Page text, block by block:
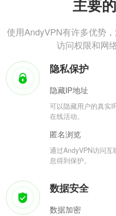
主要
使用AndyVPN有许多优势
访问权限和网
隐私保护
隐藏IP地址
可以隐藏用户的真实
在线活动。
匿名浏览
通过AndyVPN访问
息得到保护。
数据安全
数据加密